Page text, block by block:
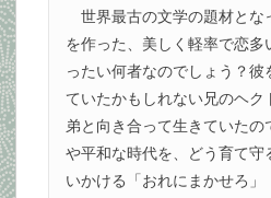
世界最古の文学の題材とな
を作った、美しく軽率で恋多
ったい何者なのでしょう？
ていたかもしれない兄のヘク
弟と向き合って生きていたの
や平和な時代を、どう育て守
いかける「おれにまかせろ」